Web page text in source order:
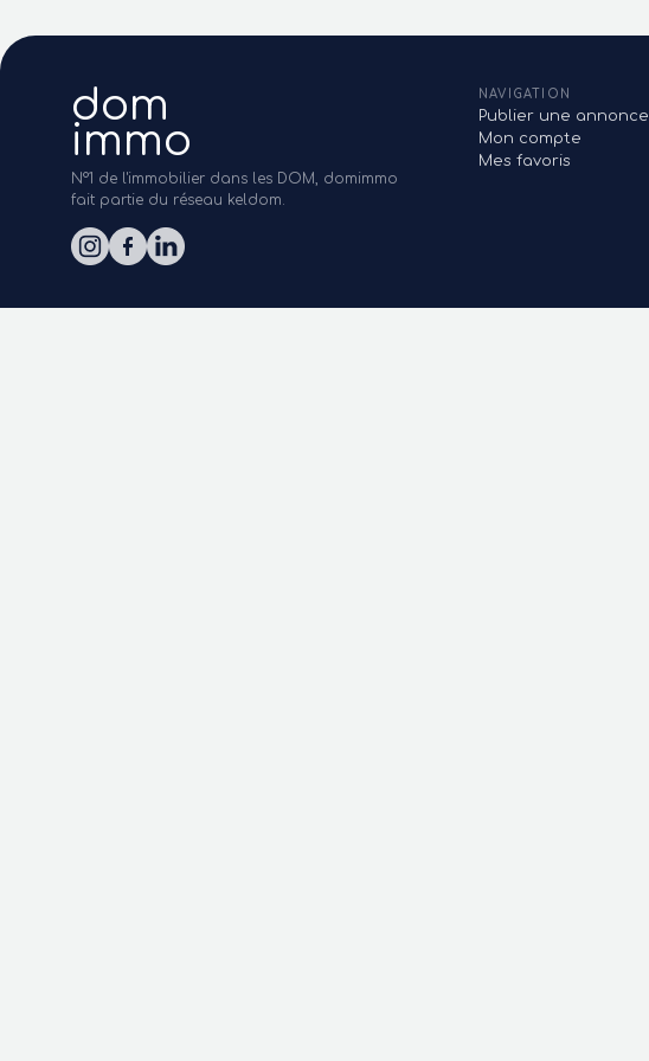
dom
immo
N°1 de l'immobilier dans les DOM, domimmo
fait partie du réseau keldom.
NAVIGATION
Publier une annonce
Mon compte
Mes favoris